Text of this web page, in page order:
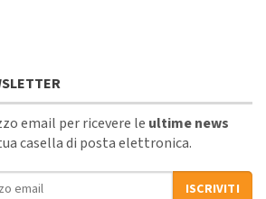
email per ricevere le ultime news
casella di posta elettronica.
ISCRIVITI